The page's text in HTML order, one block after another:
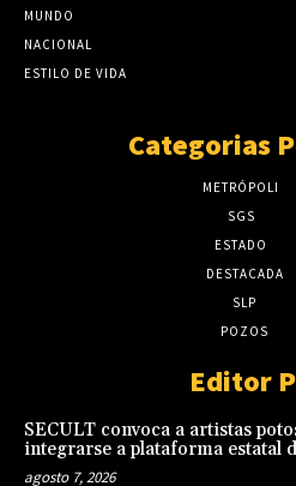
MUNDO
NACIONAL
ESTILO DE VIDA
Categorias
METRÓPOLI
SGS
ESTADO
DESTACADA
SLP
POZOS
Editor
SECULT convoca a artistas
integrarse a plataforma estatal
agosto 7, 2026